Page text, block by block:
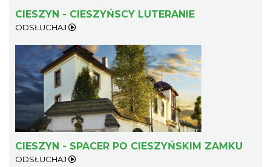
CIESZYN - CIESZYŃSCY LUTERANIE
ODSŁUCHAJ
CIESZYN - SPACER PO CIESZYŃSKIM ZAMKU
ODSŁUCHAJ